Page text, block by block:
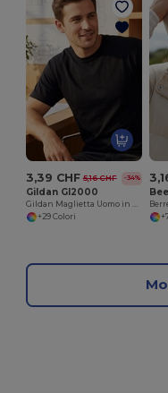
3,39 CHF 5,16 CHF -34%
Gildan GI2000
+29 Colori